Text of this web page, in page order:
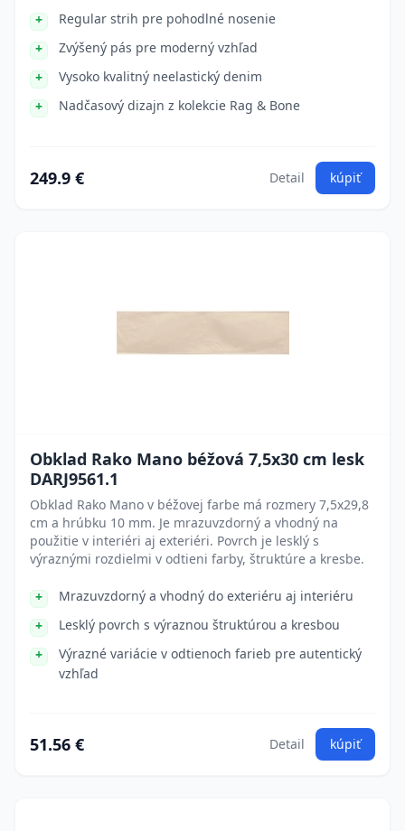
Regular strih pre pohodlné nosenie
Zvýšený pás pre moderný vzhľad
Vysoko kvalitný neelastický denim
Nadčasový dizajn z kolekcie Rag & Bone
249.9 € Detail kúpiť
Obklad Rako Mano béžová 7,5x30 cm lesk
DARJ9561.1
Obklad Rako Mano v béžovej farbe má rozmery 7,5x29,8
cm a hrúbku 10 mm. Je mrazuvzdorný a vhodný na
použitie v interiéri aj exteriéri. Povrch je lesklý s
výraznými rozdielmi v odtieni farby, štruktúre a kresbe.
Mrazuvzdorný a vhodný do exteriéru aj interiéru
Lesklý povrch s výraznou štruktúrou a kresbou
Výrazné variácie v odtienoch farieb pre autentický
vzhľad
51.56 € Detail kúpiť